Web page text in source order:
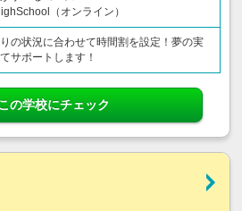
（オンライン）
の状況に合わせて時間割を設定！夢の実
サポートします！
の学校にチェック